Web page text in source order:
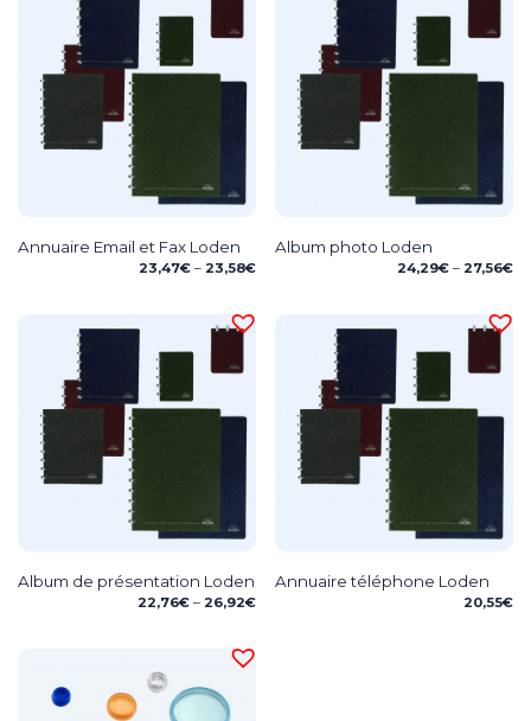
Annuaire Email et Fax Loden
23,47€ – 23,58€Price
through
Album photo Loden
24,29€ – 27,56€
Album de présentation Loden
22,76€ – 26,92€Price
through
Annuaire téléphone Loden
20,55€